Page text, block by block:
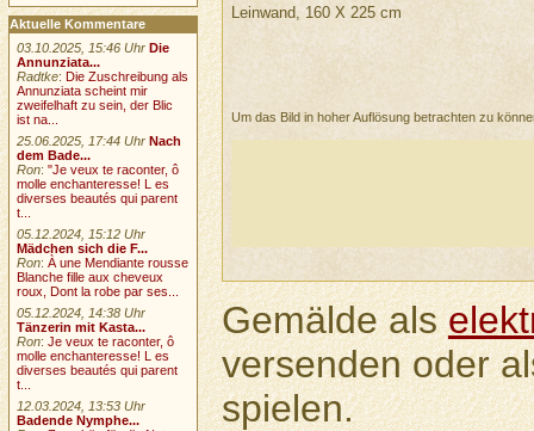
Leinwand, 160 X 225 cm
Um das Bild in hoher Auflösung betrachten zu
Gemälde als
versenden oder
spielen.
Aktuelle Kommentare
03.10.2025, 15:46 Uhr Die
Annunziata...
Radtke: Die Zuschreibung als
Annunziata scheint mir
zweifelhaft zu sein, der Blic
ist na...
25.06.2025, 17:44 Uhr Nach
dem Bade...
Ron:"Je veux te raconter, ô
molle enchanteresse! L es
diverses beautés qui parent
t...
05.12.2024, 15:12 Uhr
Mädchen sich die F...
Ron:À une Mendiante rousse
Blanche fille aux cheveux
roux, Dont la robe par ses...
05.12.2024, 14:38 Uhr
Tänzerin mit Kasta...
Ron:Je veux te raconter, ô
molle enchanteresse! L es
diverses beautés qui parent
t...
12.03.2024, 13:53 Uhr
Badende Nymphe...